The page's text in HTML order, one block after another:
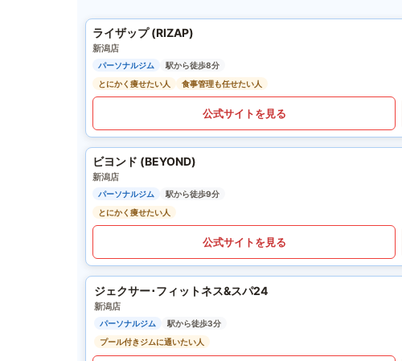
ライザップ (RIZAP)
新潟店
パーソナルジム
駅から徒歩8分
とにかく痩せたい人
食事管理も任せたい人
公式サイトを見る
ビヨンド (BEYOND)
新潟店
パーソナルジム
駅から徒歩9分
とにかく痩せたい人
公式サイトを見る
ジェクサー･フィットネス&スパ24
新潟店
パーソナルジム
駅から徒歩3分
プール付きジムに通いたい人